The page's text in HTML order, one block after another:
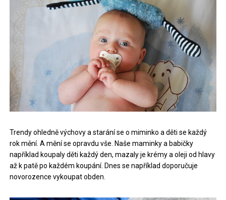
Trendy ohledně výchovy a starání se o miminko a děti se každý
rok mění. A mění se opravdu vše. Naše maminky a babičky
například koupaly děti každý den, mazaly je krémy a oleji od hlavy
až k patě po každém koupání. Dnes se například doporučuje
novorozence vykoupat obden.